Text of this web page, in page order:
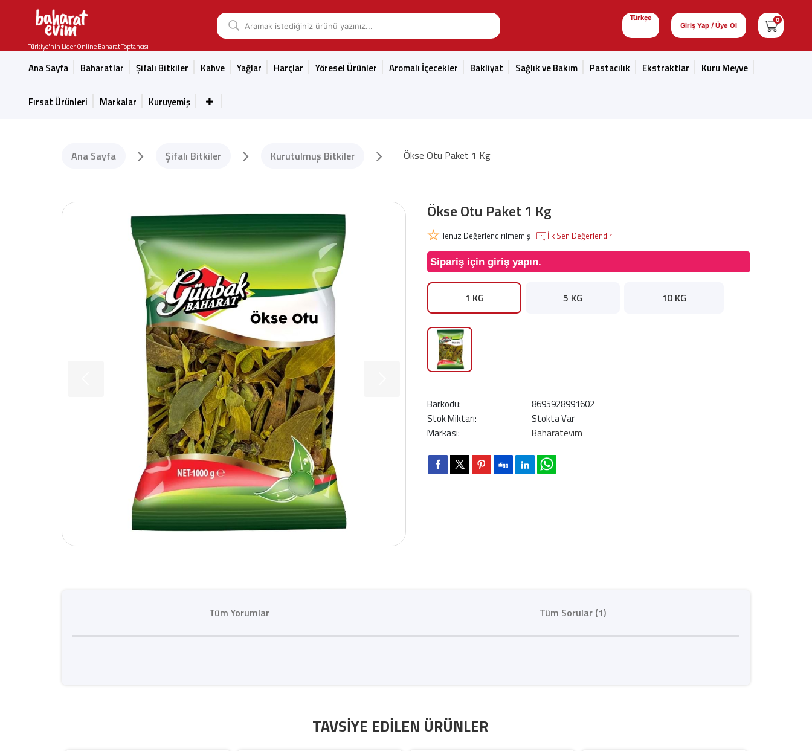
Türkiye'nin Lider Online Baharat Toptancısı
Türkçe
Giriş Yap / Üye Ol
0
Ana Sayfa Baharatlar Şifalı Bitkiler Kahve Yağlar Harçlar Yöresel Ürünler Aromalı İçecekler Bakliyat Sağlık ve Bakım Pastacılık Ekstraktlar Kuru Meyve
Fırsat Ürünleri Markalar Kuruyemiş
Ana Sayfa Şifalı Bitkiler Kurutulmuş Bitkiler Ökse Otu Paket 1 Kg
Ökse Otu Paket 1 Kg
Henüz Değerlendirilmemiş İlk Sen Değerlendir
Sipariş için giriş yapın.
1 KG 5 KG 10 KG
Barkodu:
8695928991602
Stok Miktarı:
Stokta Var
Markası:
Baharatevim
Tüm Yorumlar Tüm Sorular (1)
TAVSIYE EDILEN ÜRÜNLER